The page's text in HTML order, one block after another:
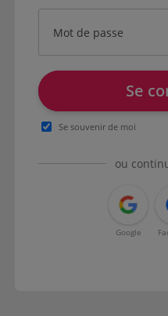
Mot de passe
Se
Se souvenir de moi
ou
Google